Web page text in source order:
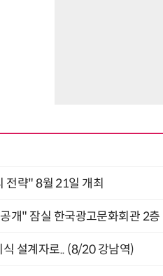
전략" 8월 21일 개최
개" 잠실 한국광고문화회관 2
설계자로.. (8/20 강남역)